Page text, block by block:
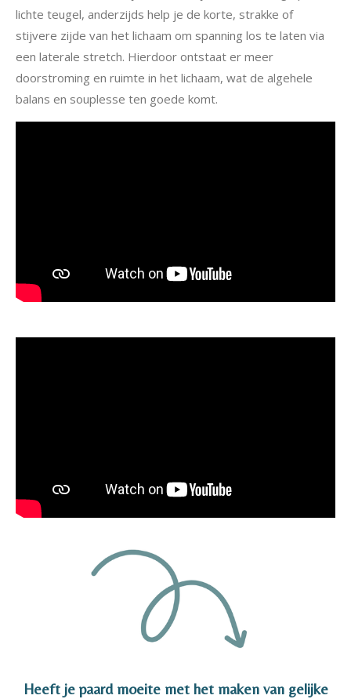
lichte teugel, anderzijds help je de korte, strakke of
stijvere zijde van het lichaam om spanning los te laten via
een laterale stretch. Hierdoor ontstaat er meer
doorstroming en ruimte in het lichaam, wat de algehele
balans en souplesse ten goede komt.
Heeft je paard moeite met het maken van gelijke